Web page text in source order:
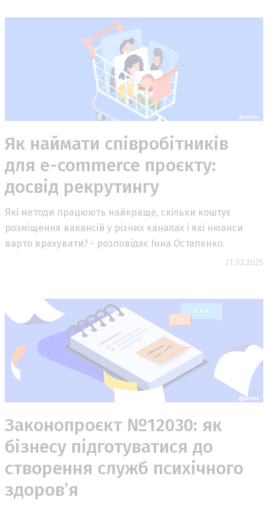
Як наймати співробітників
для e-commerce проєкту:
досвід рекрутингу
Які методи працюють найкраще, скільки коштує
розміщення вакансій у різних каналах і які нюанси
варто врахувати? - розповідає Інна Остапенко.
21.03.2025
Законопроєкт №12030: як
бізнесу підготуватися до
створення служб психічного
здоров’я